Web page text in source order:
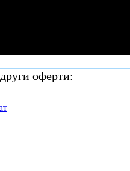
оферти: